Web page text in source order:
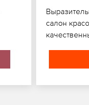
салон